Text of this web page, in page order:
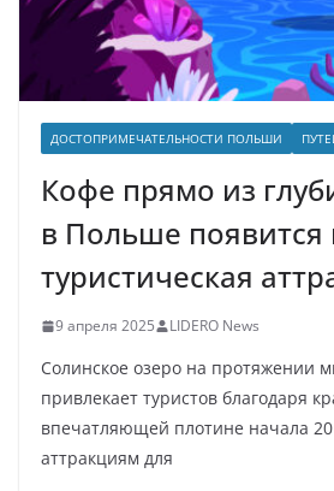
ДОСТОПРИМЕЧАТЕЛЬНОСТИ ПОЛЬШИ
Кофе прямо из
в Польше появится
туристическая
9 апреля 2025 LIDERO News
Солинское озеро на протяжении
привлекает туристов благодаря
впечатляющей плотине начала
аттракциям для